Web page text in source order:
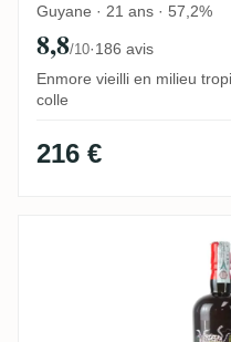
Guyane · 21 ans · 57,2%
8,8/10·186 avis
Enmore vieilli en milieu
colle
216 €
Velier Bielle MG